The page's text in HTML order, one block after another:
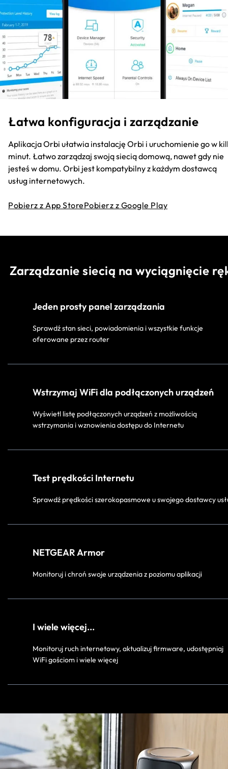
Łatwa konfiguracja i zarządzanie
Aplikacja Orbi ułatwia instalację Orbi i uruchomienie go w
minut. Łatwo zarządzaj swoją siecią domową, nawet gdy nie
jesteś w domu. Orbi jest kompatybilny z każdym dostawcą
usług internetowych.
Pobierz z App StorePobierz z Google Play
Zarządzanie siecią na wyciągnięcie
Jeden prosty panel zarządzania
Sprawdź stan sieci, powiadomienia i wszystkie funkcje
oferowane przez router
Wstrzymaj WiFi dla podłączonych urządzeń
Wyświetl listę podłączonych urządzeń z możliwością
wstrzymania i wznowienia dostępu do Internetu
Test prędkości Internetu
Sprawdź prędkości szerokopasmowe u swojego dostawcy
NETGEAR Armor
Monitoruj i chroń swoje urządzenia z poziomu aplikacji
I wiele więcej...
Monitoruj ruch internetowy, aktualizuj firmware, udostępniaj
WiFi gościom i wiele więcej